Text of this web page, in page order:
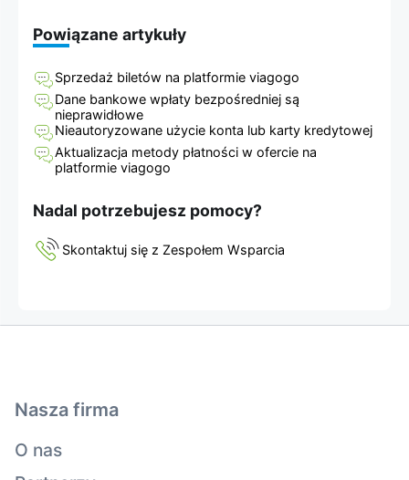
Powiązane artykuły
Sprzedaż biletów na platformie viagogo
Dane bankowe wpłaty bezpośredniej są
nieprawidłowe
Nieautoryzowane użycie konta lub karty kredytowej
Aktualizacja metody płatności w ofercie na
platformie viagogo
Nadal potrzebujesz pomocy?
Skontaktuj się z Zespołem Wsparcia
Nasza firma
O nas